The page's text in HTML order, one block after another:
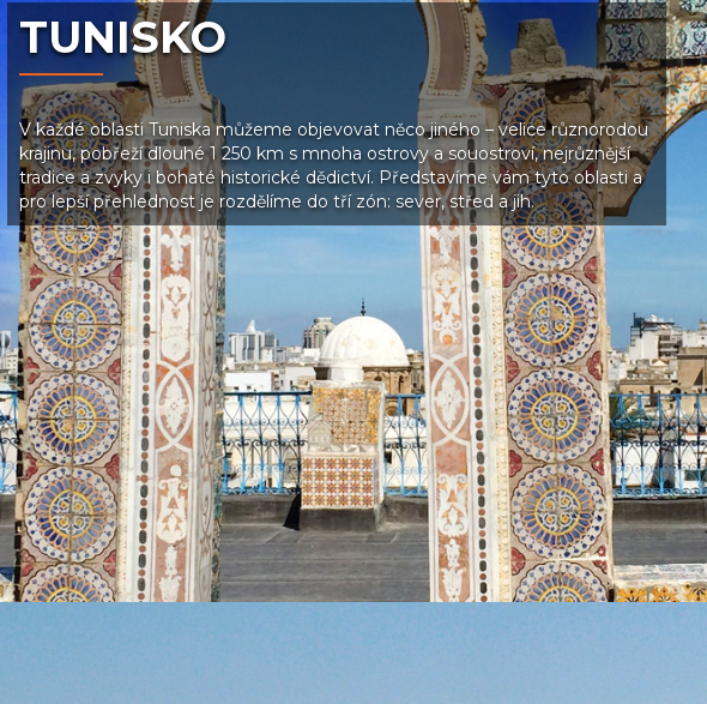
TUNISKO
V každé oblasti Tuniska můžeme objevovat něco jiného – velice různorodou
krajinu, pobřeží dlouhé 1 250 km s mnoha ostrovy a souostroví, nejrůznější
tradice a zvyky i bohaté historické dědictví. Představíme vám tyto oblasti a
pro lepší přehlednost je rozdělíme do tří zón: sever, střed a jih.